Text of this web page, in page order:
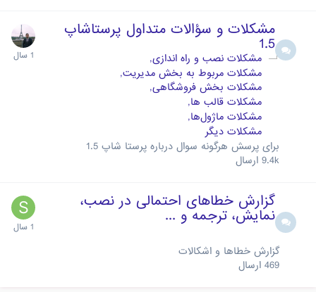
مشکلات و سؤالات متداول پرستاشاپ
1.5
مشکلات نصب و راه اندازی
مشکلات مربوط به بخش مدیریت
مشکلات بخش فروشگاهی
مشکلات قالب ها
مشکلات ماژول‌ها
مشکلات دیگر
برای پرسش هرگونه سوال درباره پرستا شاپ 1.5
9.4k ارسال
گزارش خطاهای احتمالی در نصب،
نمایش، ترجمه و ...
گزارش خطاها و اشکالات
469 ارسال